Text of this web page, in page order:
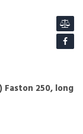
Faston 250, long